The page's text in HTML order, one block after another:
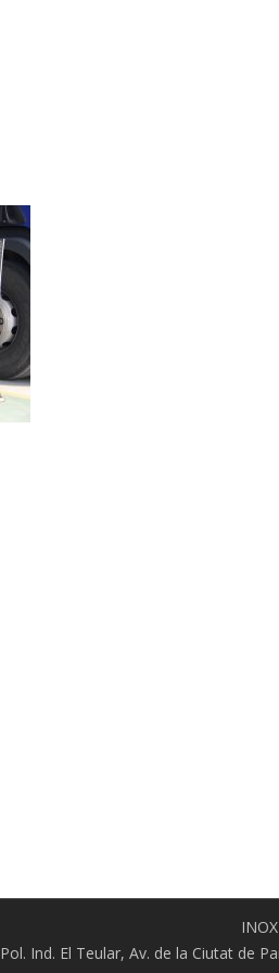
Pol. Ind. El Teular, Av. de la Ciutat de